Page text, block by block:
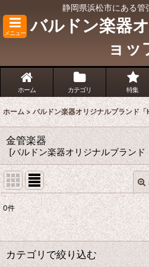
静岡県浜松市にある管
メニュー
バルドン楽器
ョッ
ホーム カテゴリ 特集
ホーム > バルドン楽器オリジナルブランド
金管楽器
[バルドン楽器オリジナルブラン
サブカテゴリ:
表示数:
0件
カテゴリで絞り込む